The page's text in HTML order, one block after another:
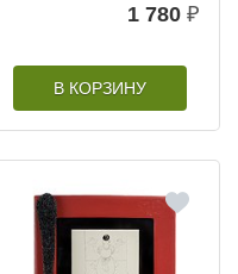
1 780 ₽
В КОРЗИНУ